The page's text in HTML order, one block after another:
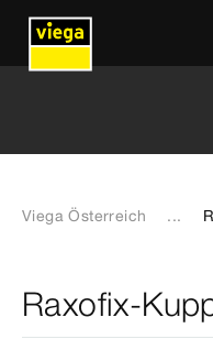
Viega Österreich ...
Raxofix-